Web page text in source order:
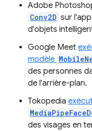
Adobe
Conv2D sur
d'objets
Google Meet
modèle
des personnes
de l'arrière-plan.
Tokopedia
des visages en